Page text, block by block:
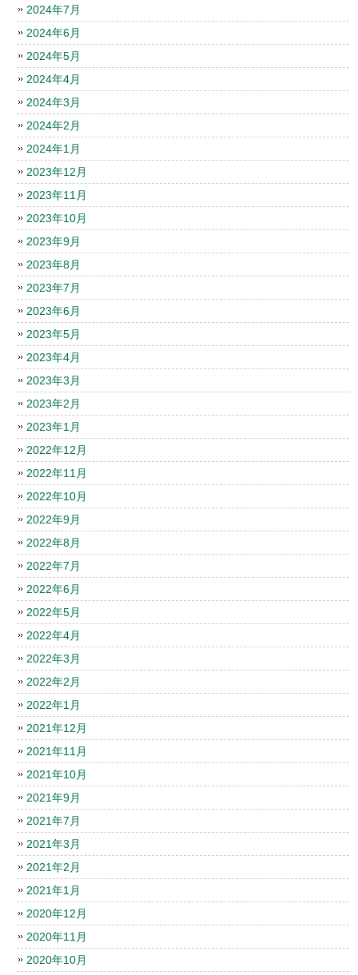
2024年7月
2024年6月
2024年5月
2024年4月
2024年3月
2024年2月
2024年1月
2023年12月
2023年11月
2023年10月
2023年9月
2023年8月
2023年7月
2023年6月
2023年5月
2023年4月
2023年3月
2023年2月
2023年1月
2022年12月
2022年11月
2022年10月
2022年9月
2022年8月
2022年7月
2022年6月
2022年5月
2022年4月
2022年3月
2022年2月
2022年1月
2021年12月
2021年11月
2021年10月
2021年9月
2021年7月
2021年3月
2021年2月
2021年1月
2020年12月
2020年11月
2020年10月